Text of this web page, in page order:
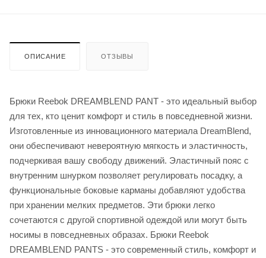
ОПИСАНИЕ ОТЗЫВЫ
Брюки Reebok DREAMBLEND PANT - это идеальный выбор
для тех, кто ценит комфорт и стиль в повседневной жизни.
Изготовленные из инновационного материала DreamBlend,
они обеспечивают невероятную мягкость и эластичность,
подчеркивая вашу свободу движений. Эластичный пояс с
внутренним шнурком позволяет регулировать посадку, а
функциональные боковые карманы добавляют удобства
при хранении мелких предметов. Эти брюки легко
сочетаются с другой спортивной одеждой или могут быть
носимы в повседневных образах. Брюки Reebok
DREAMBLEND PANTS - это современный стиль, комфорт и